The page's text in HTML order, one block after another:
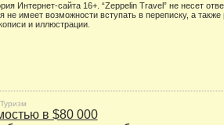
Интернет-сайта 16+. “Zeppelin Travel” не несет
не имеет возможности вступать в переписку, а
и иллюстрации.
Туризм
в $80 000